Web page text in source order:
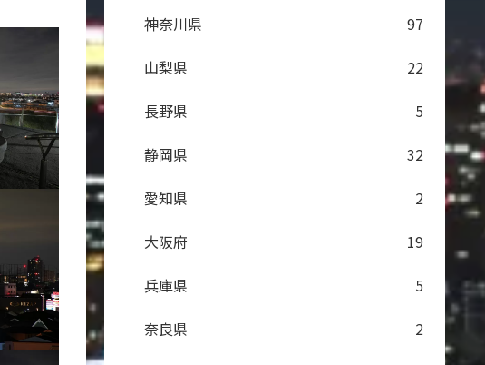
神奈川県
97
山梨県
22
長野県
5
静岡県
32
愛知県
2
大阪府
19
兵庫県
5
奈良県
2